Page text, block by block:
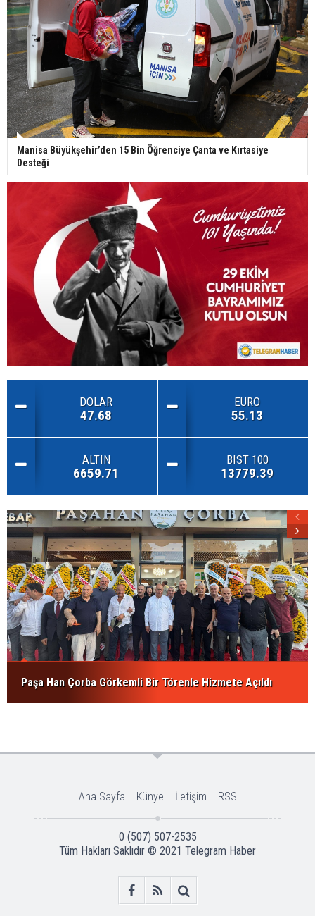
Manisa Büyükşehir’den 15 Bin Öğrenciye Çanta ve Kırtasiye
Desteği
DOLAR
47.68
EURO
55.13
ALTIN
6659.71
BIST 100
13779.39
Paşa Han Çorba Görkemli Bir Törenle Hizmete Açıldı
Ana Sayfa Künye İletişim RSS
0 (507) 507-2535
Tüm Hakları Saklıdır © 2021 Telegram Haber